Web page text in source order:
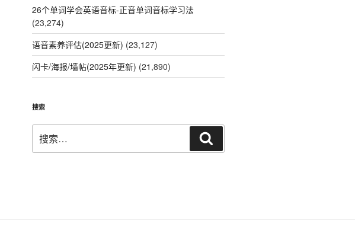
26个单词学会英语音标-正音单词音标学习法
(23,274)
语音素养评估(2025更新) (23,127)
闪卡/海报/墙帖(2025年更新) (21,890)
搜索
索：
索